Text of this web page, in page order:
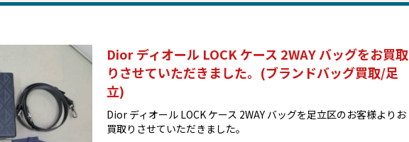
Dior ディオール LOCK ケース 2WAY バッグをお買取
りさせていただきました。(ブランドバッグ買取/足
立)
Dior ディオール LOCK ケース 2WAY バッグを足立区のお客様よりお
買取りさせていただきました。